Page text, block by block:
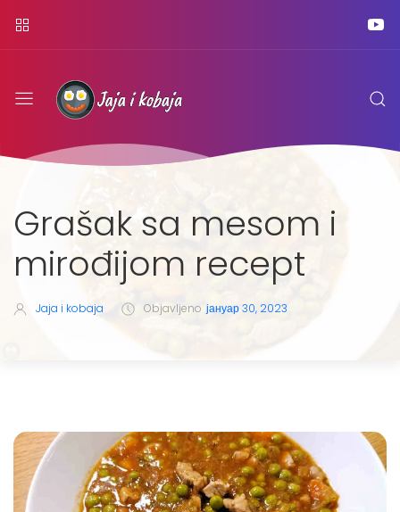
Grašak sa mesom i
mirođijom recept
Jaja i kobaja Objavljeno јануар 30, 2023